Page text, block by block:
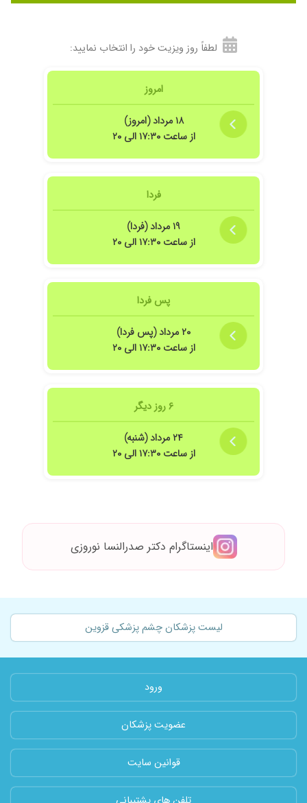
لطفاً روز ویزیت خود را انتخاب نمایید:
امروز
۱۸ مرداد (امروز)
از ساعت ۱۷:۳۰ الی ۲۰
فردا
۱۹ مرداد (فردا)
از ساعت ۱۷:۳۰ الی ۲۰
پس فردا
۲۰ مرداد (پس فردا)
از ساعت ۱۷:۳۰ الی ۲۰
۶ روز دیگر
۲۴ مرداد (شنبه)
از ساعت ۱۷:۳۰ الی ۲۰
اینستاگرام دکتر صدرالنسا نوروزی
لیست پزشکان چشم پزشکی قزوین
ورود
عضویت پزشکان
قوانین سایت